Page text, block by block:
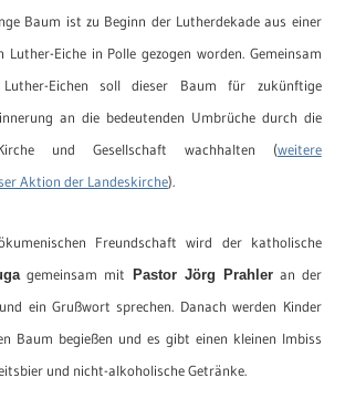
Baum ist zu Beginn der Lutherdekade aus einer
Luther-Eiche in Polle gezogen worden. Gemeinsam
Eichen soll dieser Baum für zukünftige
an die bedeutenden Umbrüchedurch die
und Gesellschaft wachhalten (weitere
Aktion der Landeskirche).
Freundschaft wird der katholische
gemeinsam mit Pastor Jörg Prahleran der
ein Grußwort sprechen. Danach werden Kinder
Baum begießen und es gibt einen kleinen Imbiss
und nicht-alkoholische Getränke.